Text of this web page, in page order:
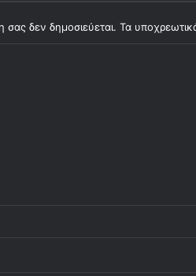
σας δεν δημοσιεύεται. Τα